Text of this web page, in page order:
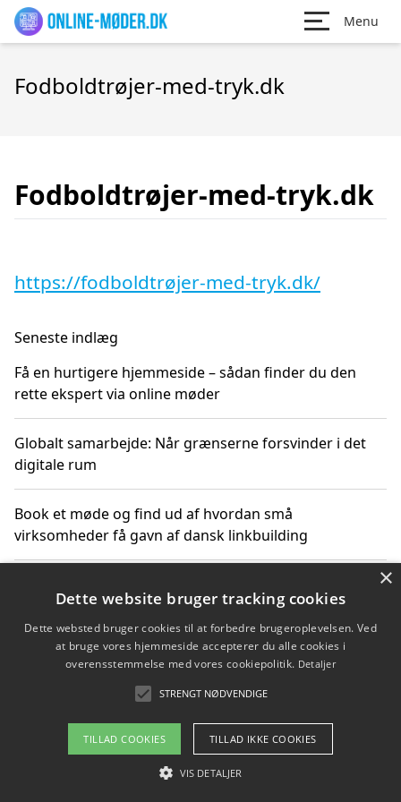
Menu
Fodboldtrøjer-med-tryk.dk
Fodboldtrøjer-med-tryk.dk
https://fodboldtrøjer-med-tryk.dk/
Seneste indlæg
Få en hurtigere hjemmeside – sådan finder du den
rette ekspert via online møder
Globalt samarbejde: Når grænserne forsvinder i det
digitale rum
Book et møde og find ud af hvordan små
virksomheder få gavn af dansk linkbuilding
får du indgår et samarbejde
Hold et møde med en WordPress ekspert og vælg den
mest professionelle til at vedligeholde din løsning
Copyright 2026 - Pilanto Aps
Om / kontakt
×
Dette website bruger tracking cookies
Dette websted bruger cookies til at forbedre brugeroplevelsen. Ved
at bruge vores hjemmeside accepterer du alle cookies i
overensstemmelse med vores cookiepolitik. Detaljer
STRENGT NØDVENDIGE
TILLAD COOKIES TILLAD IKKE COOKIES
VIS DETALJER